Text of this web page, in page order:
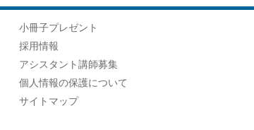
小冊子プレゼント
採用情報
アシスタント講師募集
個人情報の保護について
サイトマップ